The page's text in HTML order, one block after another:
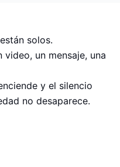
solos.
un mensaje, una
y el silencio
no desaparece.